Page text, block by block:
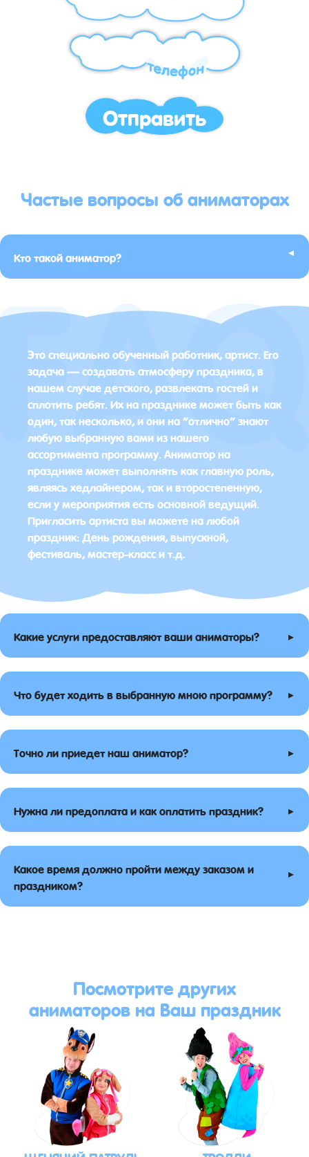
Отправить
Частые вопросы об аниматорах
Кто такой аниматор? ▸
Это специально обученный работник, артист. Его
задача — создавать атмосферу праздника, в
нашем случае детского, развлекать гостей и
сплотить ребят. Их на празднике может быть как
один, так несколько, и они на “отлично” знают
любую выбранную вами из нашего
ассортимента программу. Аниматор на
празднике может выполнять как главную роль,
являясь хедлайнером, так и второстепенную,
если у мероприятия есть основной ведущий.
Пригласить артиста вы можете на любой
праздник: День рождения, выпускной,
фестиваль, мастер-класс и т.д.
Какие услуги предоставляют ваши аниматоры? ▸
Что будет ходить в выбранную мною программу? ▸
Точно ли приедет наш аниматор? ▸
Нужна ли предоплата и как оплатить праздник? ▸
Какое время должно пройти между заказом и
праздником?
▸
Посмотрите других
аниматоров на Ваш праздник